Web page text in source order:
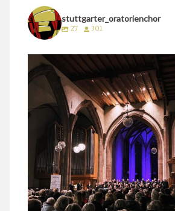
stuttgarter_oratorienchor
27 301
stuttgarter_oratorienchor
März 24